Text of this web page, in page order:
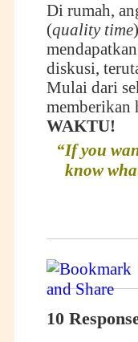
Di rumah,
(quality time
diskusi,
Mulai dari
memberikan
WAKTU!
“If you
know
10